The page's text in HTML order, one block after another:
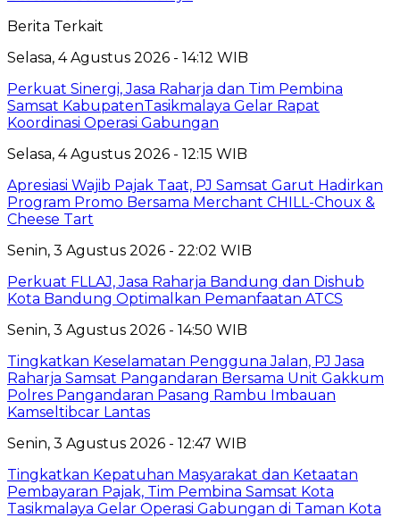
Berita Terkait
Selasa, 4 Agustus 2026 - 14:12 WIB
Perkuat Sinergi, Jasa Raharja dan Tim Pembina
Samsat KabupatenTasikmalaya Gelar Rapat
Koordinasi Operasi Gabungan
Selasa, 4 Agustus 2026 - 12:15 WIB
Apresiasi Wajib Pajak Taat, PJ Samsat Garut Hadirkan
Program Promo Bersama Merchant CHILL-Choux &
Cheese Tart
Senin, 3 Agustus 2026 - 22:02 WIB
Perkuat FLLAJ, Jasa Raharja Bandung dan Dishub
Kota Bandung Optimalkan Pemanfaatan ATCS
Senin, 3 Agustus 2026 - 14:50 WIB
Tingkatkan Keselamatan Pengguna Jalan, PJ Jasa
Raharja Samsat Pangandaran Bersama Unit Gakkum
Polres Pangandaran Pasang Rambu Imbauan
Kamseltibcar Lantas
Senin, 3 Agustus 2026 - 12:47 WIB
Tingkatkan Kepatuhan Masyarakat dan Ketaatan
Pembayaran Pajak, Tim Pembina Samsat Kota
Tasikmalaya Gelar Operasi Gabungan di Taman Kota